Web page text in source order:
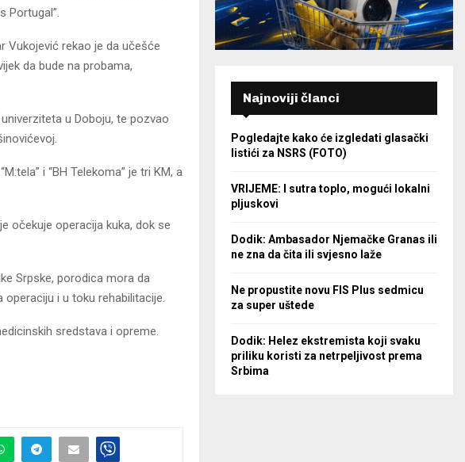
Portugal”.
Vukojević rekao je da učešće
da bude na probama,
u Doboju, te pozvao
i “BH Telekoma” je tri KM, a
očekuje operacija kuka, dok se
Srpske, porodica mora da
i u toku rehabilitacije.
sredstava i opreme.
Najnoviji članci
Pogledajte kako će izgledati glasački
listići za NSRS (FOTO)
VRIJEME: I sutra toplo, mogući lokalni
pljuskovi
Dodik: Ambasador Njemačke Granas ili
ne zna da čita ili svjesno laže
Ne propustite novu FIS Plus sedmicu
za super uštede
Dodik: Helez ekstremista koji svaku
priliku koristi za netrpeljivost prema
Srbima